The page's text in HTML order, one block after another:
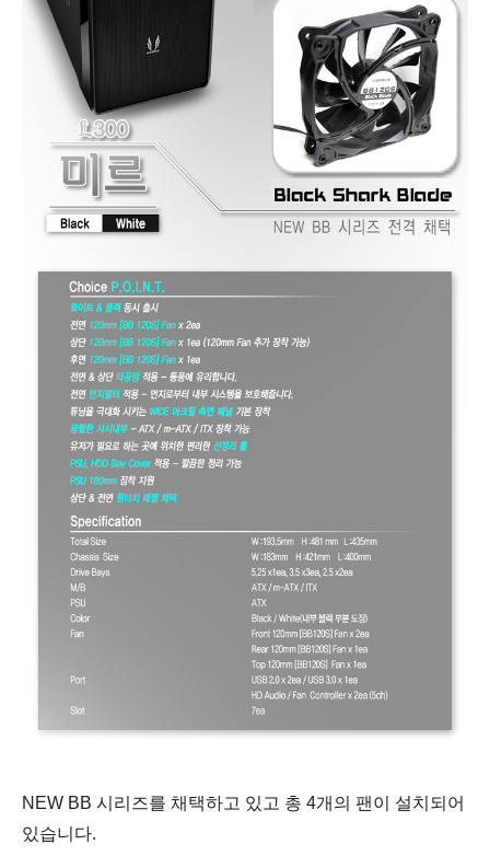
NEW BB 시리즈를 채택하고 있고 총 4개의 팬이 설치되어
있습니다.